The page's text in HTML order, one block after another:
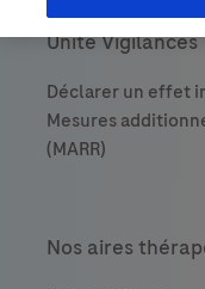
Unité Vigilances
Nos aires